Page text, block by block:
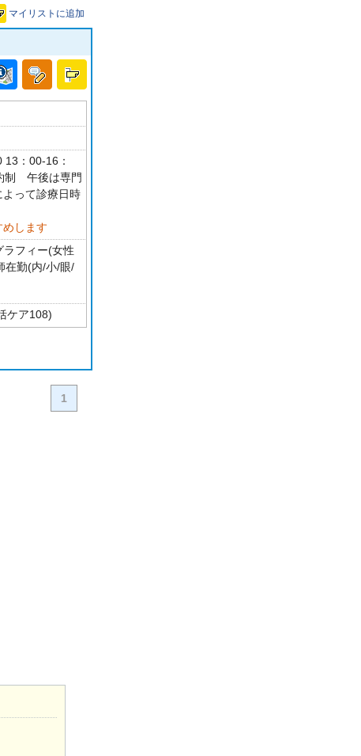
マイリストに追加
：00-16：
制 午後は専門
って診療日時
します
フィー(女性
在勤(内/小/眼/
ケア108)
1